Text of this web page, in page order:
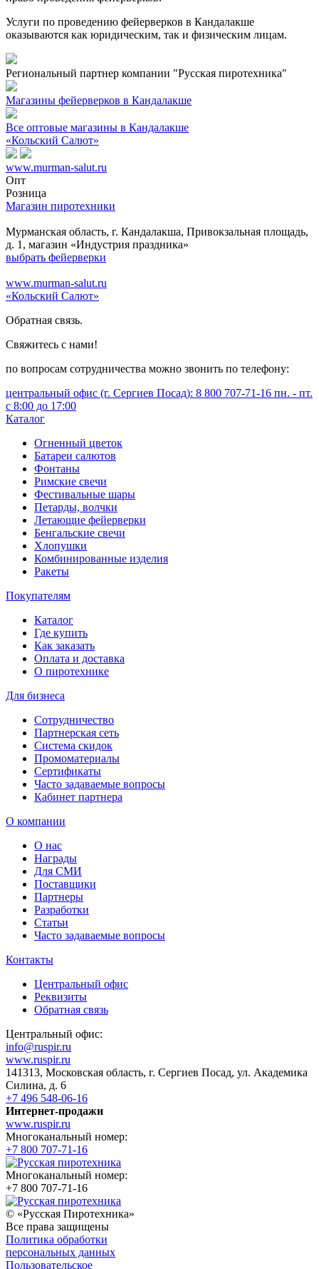
Услуги по проведению фейерверков в Кандалакше
оказываются как юридическим, так и физическим лицам.
Региональный партнер компании "Русская пиротехника"
Магазины фейерверков в Кандалакше
Все оптовые магазины в Кандалакше
«Кольский Салют»
www.murman-salut.ru
Опт
Розница
Магазин пиротехники
Мурманская область, г. Кандалакша, Привокзальная площадь,
д. 1, магазин «Индустрия праздника»
выбрать фейерверки
www.murman-salut.ru
«Кольский Салют»
Обратная связь.
Свяжитесь с нами!
по вопросам сотрудничества можно звонить по телефону:
центральный офис (г. Сергиев Посад): 8 800 707-71-16 пн. - пт.
с 8:00 до 17:00
Каталог
Огненный цветок
Батареи салютов
Фонтаны
Римские свечи
Фестивальные шары
Петарды, волчки
Летающие фейерверки
Бенгальские свечи
Хлопушки
Комбинированные изделия
Ракеты
Покупателям
Каталог
Где купить
Как заказать
Оплата и доставка
О пиротехнике
Для бизнеса
Сотрудничество
Партнерская сеть
Система скидок
Промоматериалы
Сертификаты
Часто задаваемые вопросы
Кабинет партнера
О компании
О нас
Награды
Для СМИ
Поставщики
Партнеры
Разработки
Статьи
Часто задаваемые вопросы
Контакты
Центральный офис
Реквизиты
Обратная связь
Центральный офис:
info@ruspir.ru
www.ruspir.ru
141313, Московская область, г. Сергиев Посад, ул. Академика
Силина, д. 6
+7 496 548-06-16
Интернет-продажи
www.ruspir.ru
Многоканальный номер:
+7 800 707-71-16
Многоканальный номер:
+7 800 707-71-16
© «Русская Пиротехника»
Все права защищены
Политика обработки
персональных данных
Пользовательское